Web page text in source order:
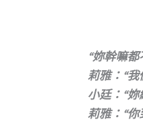
“妳幹嘛
莉雅：“
小廷：“
莉雅：“